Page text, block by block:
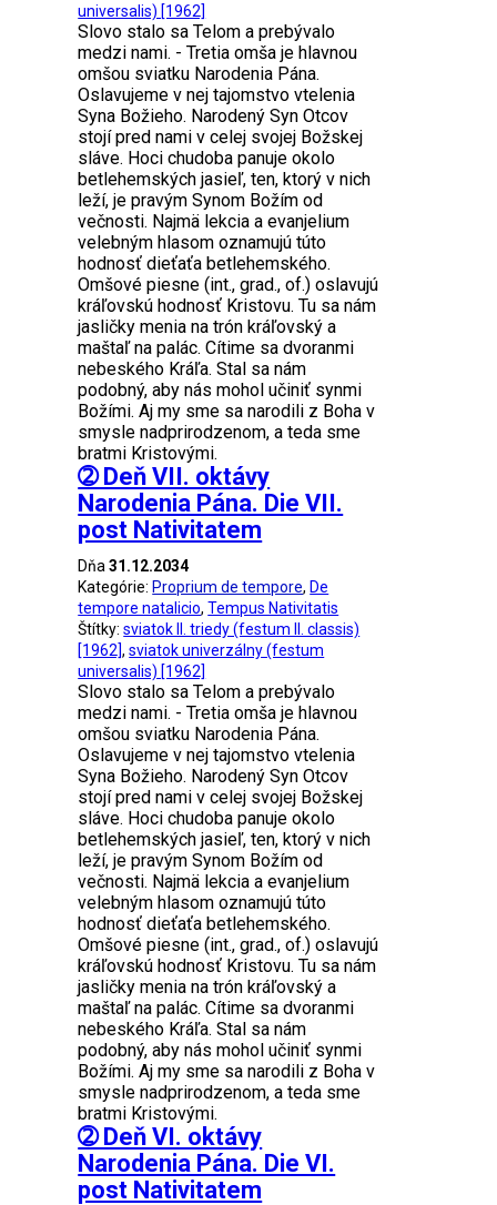
universalis) [1962]
Slovo stalo sa Telom a prebývalo
medzi nami. - Tretia omša je hlavnou
omšou sviatku Narodenia Pána.
Oslavujeme v nej tajomstvo vtelenia
Syna Božieho. Narodený Syn Otcov
stojí pred nami v celej svojej Božskej
sláve. Hoci chudoba panuje okolo
betlehemských jasieľ, ten, ktorý v nich
leží, je pravým Synom Božím od
večnosti. Najmä lekcia a evanjelium
velebným hlasom oznamujú túto
hodnosť dieťaťa betlehemského.
Omšové piesne (int., grad., of.) oslavujú
kráľovskú hodnosť Kristovu. Tu sa nám
jasličky menia na trón kráľovský a
maštaľ na palác. Cítime sa dvoranmi
nebeského Kráľa. Stal sa nám
podobný, aby nás mohol učiniť synmi
Božími. Aj my sme sa narodili z Boha v
smysle nadprirodzenom, a teda sme
bratmi Kristovými.
➁ Deň VII. oktávy
Narodenia Pána. Die VII.
post Nativitatem
Dňa31.12.2034
Kategórie: Proprium de tempore, De
tempore natalicio,Tempus Nativitatis
Štítky:sviatok II. triedy (festum II. classis)
[1962],sviatok univerzálny (festum
universalis) [1962]
Slovo stalo sa Telom a prebývalo
medzi nami. - Tretia omša je hlavnou
omšou sviatku Narodenia Pána.
Oslavujeme v nej tajomstvo vtelenia
Syna Božieho. Narodený Syn Otcov
stojí pred nami v celej svojej Božskej
sláve. Hoci chudoba panuje okolo
betlehemských jasieľ, ten, ktorý v nich
leží, je pravým Synom Božím od
večnosti. Najmä lekcia a evanjelium
velebným hlasom oznamujú túto
hodnosť dieťaťa betlehemského.
Omšové piesne (int., grad., of.) oslavujú
kráľovskú hodnosť Kristovu. Tu sa nám
jasličky menia na trón kráľovský a
maštaľ na palác. Cítime sa dvoranmi
nebeského Kráľa. Stal sa nám
podobný, aby nás mohol učiniť synmi
Božími. Aj my sme sa narodili z Boha v
smysle nadprirodzenom, a teda sme
bratmi Kristovými.
➁ Deň VI. oktávy
Narodenia Pána. Die VI.
post Nativitatem